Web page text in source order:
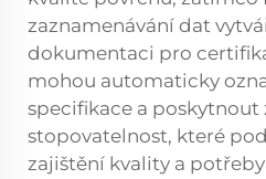
zaznamenávání dat
dokumentaci pro
mohou automaticky
specifikace a poskytnout
stopovatelnost, které
zajištění kvality a